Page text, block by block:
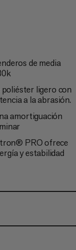
de media
ligero con
a la abrasión.
amortiguación
PRO ofrece
y estabilidad